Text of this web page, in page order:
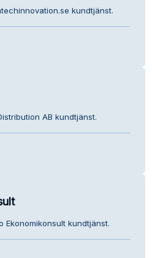
kundtjänst.
AB kundtjänst.
Ekonomikonsult kundtjänst.